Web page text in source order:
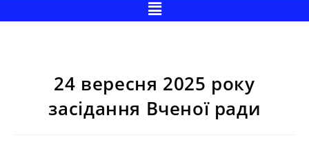
24 вересня 2025 року
засідання Вченої ради